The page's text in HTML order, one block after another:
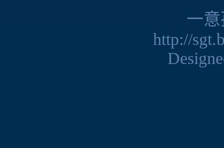
一意
http://